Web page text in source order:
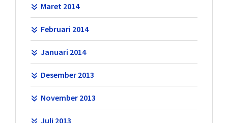
Maret 2014
Februari 2014
Januari 2014
Desember 2013
November 2013
Juli 2013